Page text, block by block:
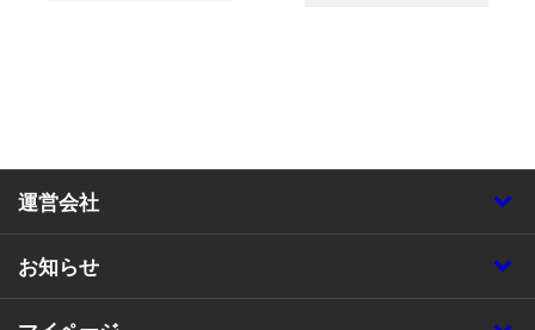
運営会社
お知らせ